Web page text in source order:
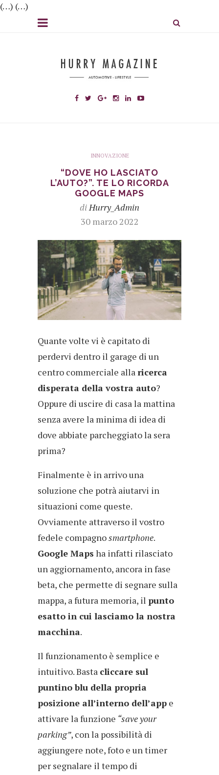
(…) (…)
INNOVAZIONE
“DOVE HO LASCIATO
L’AUTO?”. TE LO RICORDA
GOOGLE MAPS
diHurry_Admin
30 marzo 2022
Quante volte vi è capitato di
perdervi dentro il garage di un
centro commerciale allaricerca
disperata della vostra auto?
Oppure di uscire di casa la mattina
senza avere la minima di idea di
dove abbiate parcheggiato la sera
prima?
Finalmente è in arrivo una
soluzione che potrà aiutarvi in
situazioni come queste.
Ovviamente attraverso il vostro
fedele compagnosmartphone.
Google Maps ha infatti rilasciato
un aggiornamento, ancora in fase
beta, che permette di segnare sulla
mappa, a futura memoria, il punto
esatto in cui lasciamo la nostra
macchina.
Il funzionamento è semplice e
intuitivo. Basta cliccare sul
puntino blu della propria
posizione all’interno dell’app e
attivare la funzione “save your
parking”, con la possibilità di
aggiungere note, foto e un timer
per segnalare il tempo di